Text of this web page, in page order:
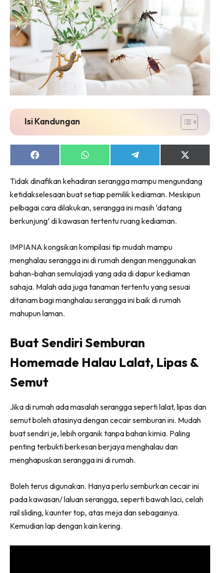
DIY
Bilik Air
Bilik Tidur
Dapur
Ruang Makan
Make Over
Bilik Air
Bilik Tidur
Dapur
Ruang Makan
Ruang Tamu
Casa Impiana
Impiana Makeover
Makeover Ruang Selebriti
Destinasi
Kafe
Hartanah
High Rise
Landed
Video
Beli Di Mana
Ilham Impiana
Ilham Impiana 360
Impiana MakeOver
Lahar Dekor
Sembang Dekor
Sembang Laman
Tip Laman
Hub Ideaktiv
Isi Kandungan
Share
on
Share
on
Share
on
Share
on
(Twitter)
Tidak dinafikan kehadiran serangga mampu mengundang
ketidakselesaan buat setiap pemilik kediaman. Meskipun
pelbagai cara dilakukan, serangga ini masih ‘datang
berkunjung’ di kawasan tertentu ruang kediaman.
IMPIANA kongsikan kompilasi tip mudah mampu
menghalau serangga ini di rumah dengan menggunakan
bahan-bahan semulajadi yang ada di dapur kediaman
sahaja. Malah ada juga tanaman tertentu yang sesuai
ditanam bagi manghalau serangga ini baik di rumah
mahupun laman.
Buat Sendiri Semburan
Homemade Halau Lalat, Lipas &
Semut
Jika di rumah ada masalah serangga seperti lalat, lipas dan
semut boleh atasinya dengan cecair semburan ini. Mudah
buat sendiri je, lebih organik tanpa bahan kimia. Paling
penting terbukti berkesan berjaya menghalau dan
menghapuskan serangga ini di rumah.
Boleh terus digunakan. Hanya perlu semburkan cecair ini
pada kawasan/ laluan serangga, seperti bawah laci, celah
rail sliding, kaunter top, atas meja dan sebagainya.
Kemudian lap dengan kain kering.